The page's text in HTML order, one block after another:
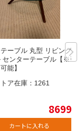
ーブル 丸型 リビングテ
センターテーブル【※引
能】
ア在庫： 1261
8699
カートに入れる